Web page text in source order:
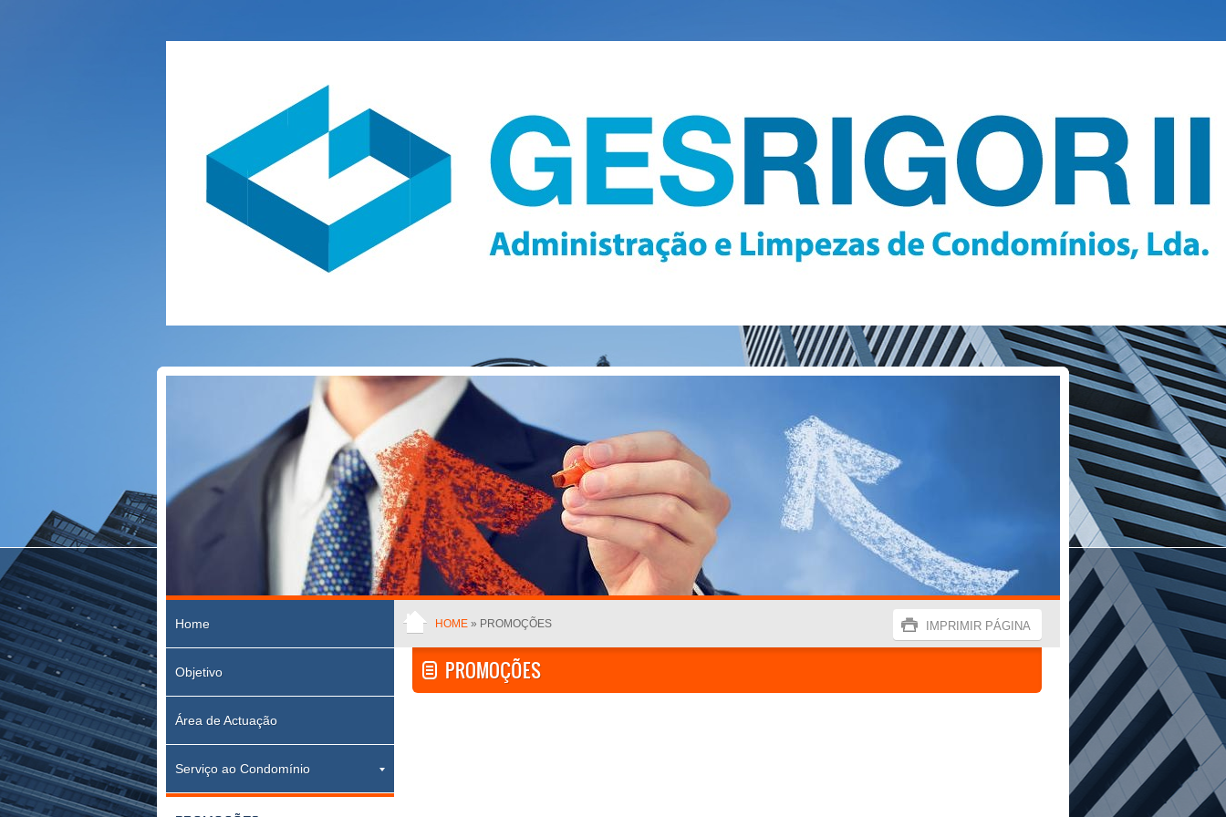
HOME » PROMOÇÕES
PROMOÇÕES
IMPRIMIR PÁGINA
Home
Objetivo
Área de Actuação
Serviço ao Condomínio